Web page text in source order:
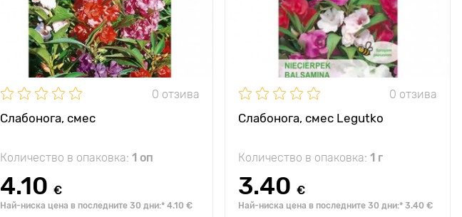
0 отзива
Слабонога, смес
Количество в опаковка: 1 оп
4.10 €
Най-ниска цена в последните 30 дни:* 4.10 €
Височина на
растението
30 - 60 см
Разстояние между
растенията
30 х 30 см
0 отзива
Слабонога, смес Legutko
Количество в опаковка: 1 г
3.40 €
Най-ниска цена в последните 30 дни:* 3.40 €
растенията